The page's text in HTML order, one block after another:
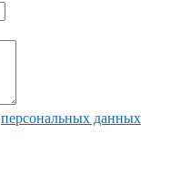
персональных данных